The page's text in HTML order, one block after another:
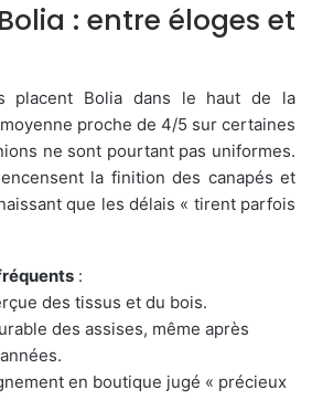
: entre éloges et
placent Bolia dans le haut de la
proche de 4/5 sur certaines
ne sont pourtant pas uniformes.
la finition des canapés et
que les délais « tirent parfois
:
des tissus et du bois.
des assises, même après
en boutique jugé « précieux